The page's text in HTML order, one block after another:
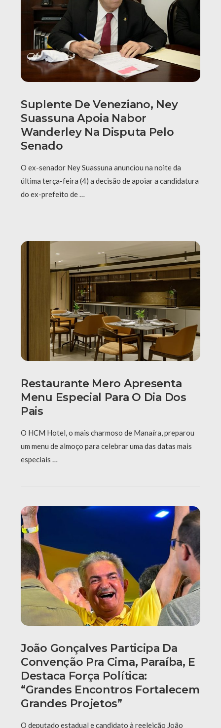
Suplente De Veneziano, Ney
Suassuna Apoia Nabor
Wanderley Na Disputa Pelo
Senado
O ex-senador Ney Suassuna anunciou na noite da
última terça-feira (4) a decisão de apoiar a candidatura
do ex-prefeito de …
Restaurante Mero Apresenta
Menu Especial Para O Dia Dos
Pais
O HCM Hotel, o mais charmoso de Manaíra, preparou
um menu de almoço para celebrar uma das datas mais
especiais …
João Gonçalves Participa Da
Convenção Pra Cima, Paraíba, E
Destaca Força Política:
“grandes Encontros Fortalecem
Grandes Projetos”
O deputado estadual e candidato à reeleição João